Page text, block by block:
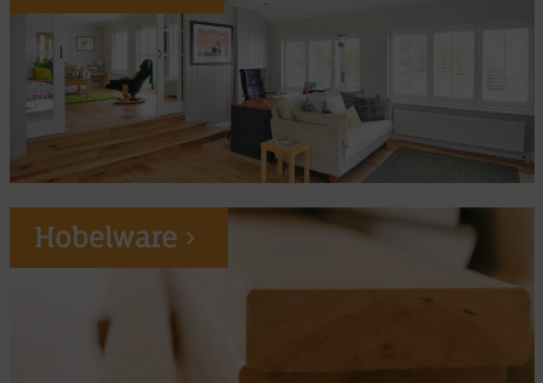
Hobelware